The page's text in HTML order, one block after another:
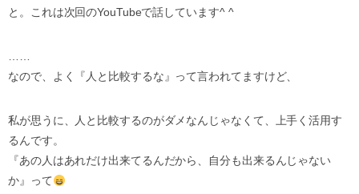
と。これは次回のYouTubeで話しています^ ^
なので、よく『人と比較するな』って言われてますけど、
私が思うに、人と比較するのがダメなんじゃなくて、上手く活用す
るんです。
『あの人はあれだけ出来てるんだから、自分も出来るんじゃない
か』って